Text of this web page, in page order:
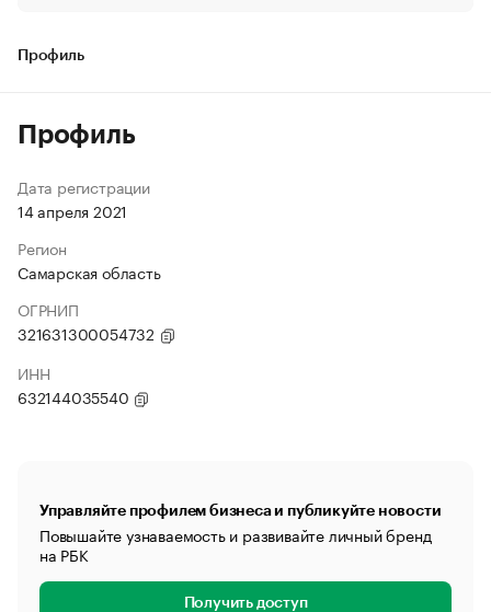
Профиль
Профиль
Дата регистрации
14 апреля 2021
Регион
Самарская область
ОГРНИП
321631300054732
ИНН
632144035540
Управляйте профилем бизнеса и публикуйте новости
Повышайте узнаваемость и развивайте личный бренд
на РБК
Получить доступ